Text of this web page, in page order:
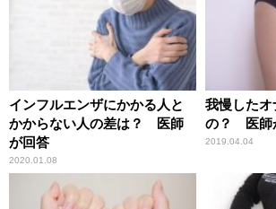
インフルエンザにかかる人と
かからない人の差は？ 医師
が回答
2020.01.08
我慢したオ
の？ 医師
2019.04.04